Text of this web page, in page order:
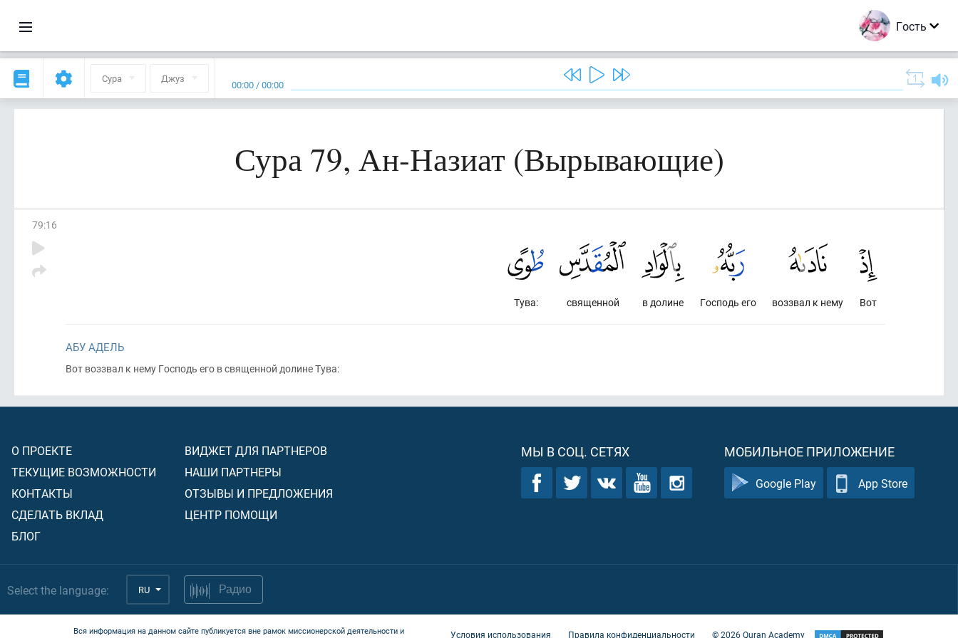
Гость
Сура Джуз 00:00 /00:00
Сура 79, Ан-Назиат (Вырывающие)
79:16
Вот
воззвал к нему
Господь его
в долине
священной
Тува:
АБУ АДЕЛЬ
Вот воззвал к нему Господь его в священной долине Тува:
О ПРОЕКТЕ
ТЕКУЩИЕ ВОЗМОЖНОСТИ
КОНТАКТЫ
СДЕЛАТЬ ВКЛАД
БЛОГ
ВИДЖЕТ ДЛЯ ПАРТНЕРОВ
НАШИ ПАРТНЕРЫ
ОТЗЫВЫ И ПРЕДЛОЖЕНИЯ
ЦЕНТР ПОМОЩИ
МЫ В СОЦ. СЕТЯХ МОБИЛЬНОЕ ПРИЛОЖЕНИЕ
Google Play App Store
Select the language: RU Радио
Вся информация на данном сайте публикуется вне рамок миссионерской деятельности и
Условия использования Правила конфиденциальности ©2026Quran Academy